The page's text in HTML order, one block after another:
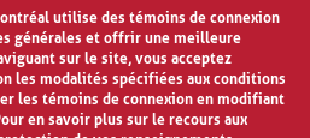
utilise des témoins de connexion
générales et offrir une meilleure
sur le site, vous acceptez
les modalités spécifiées aux conditions
les témoins de connexion en modifiant
en savoir plus sur le recours aux